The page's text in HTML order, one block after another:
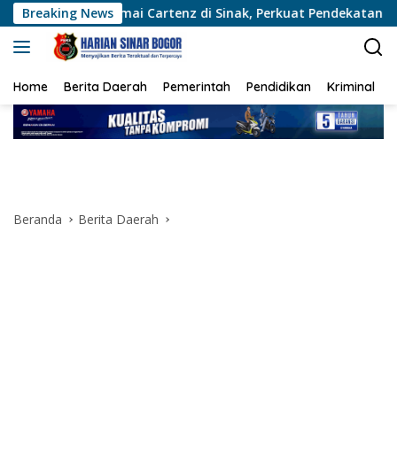
Langsung
ke
konten
Breaking News
Cartenz di Sinak, Perkuat Pendekatan Humanis Bersama
Home Berita Daerah Pemerintah Pendidikan Kriminal
Beranda Berita Daerah